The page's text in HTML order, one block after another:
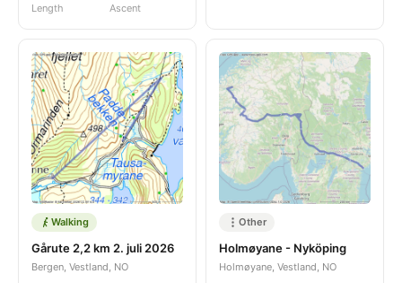
Length Ascent
Walking
Gårute 2,2 km 2. juli 2026
Bergen, Vestland, NO
Other
Holmøyane - Nyköping
Holmøyane, Vestland, NO